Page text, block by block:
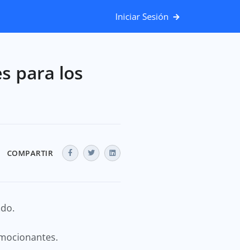
Iniciar Sesión
para los
COMPARTIR